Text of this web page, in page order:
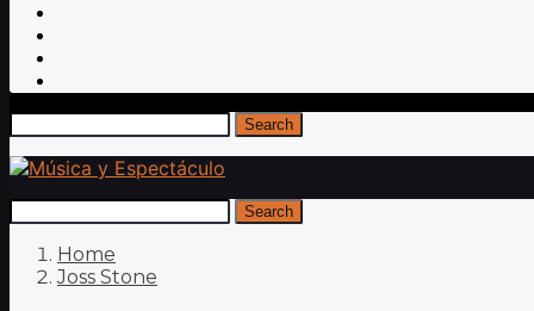
Search
Search
Home
Joss Stone